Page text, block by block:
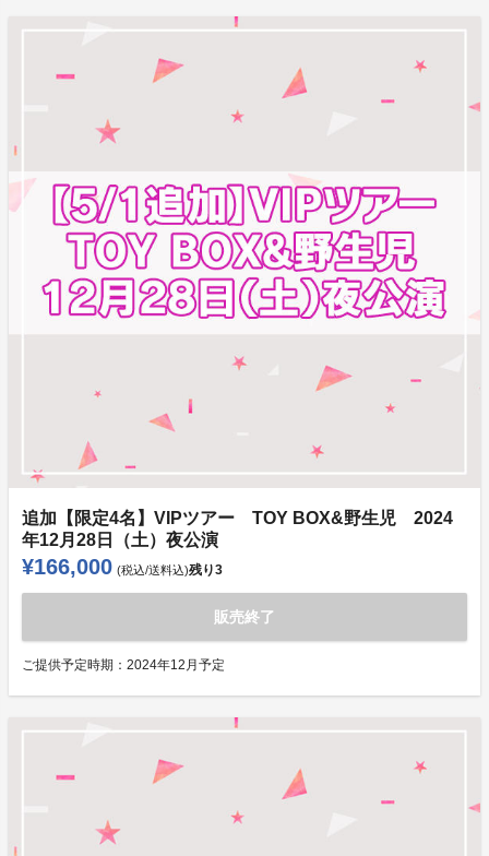
追加【限定4名】VIPツアー TOY BOX&野生児 2024
年12月28日（土）夜公演
¥166,000 (税込/送料込)残り3
販売終了
ご提供予定時期： 2024年12月予定